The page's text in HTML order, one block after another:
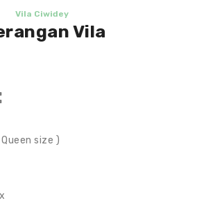
Vila Ciwidey
Vila
size )